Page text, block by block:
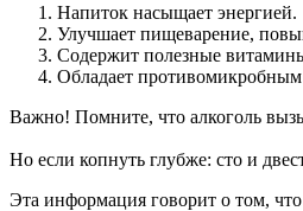
Напиток насыщает энергией.
Улучшает пищеварение,
Содержит полезные
Обладает
Важно! Помните, что алкоголь
Но если копнуть глубже: сто и
Эта информация говорит о том,